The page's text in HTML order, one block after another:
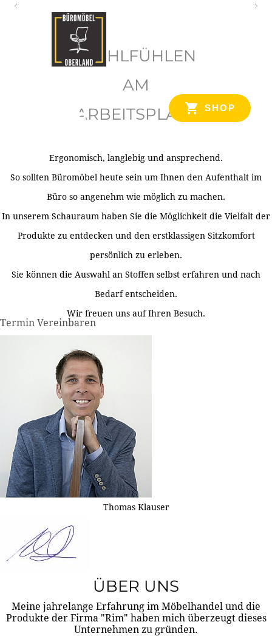
SHOP
WOHLFÜHLEN
AM
ARBEITSPLATZ
Ergonomisch, langlebig und ansprechend.
So sollten Büromöbel heute sein um Ihnen den Aufenthalt im
Büro so angenehm wie möglich zu machen.
In unserem Schauraum haben Sie die Möglichkeit die Vielfalt der
Produkte zu entdecken und den erstklassigen Sitzkomfort
persönlich zu erleben.
Sie können die Auswahl an Stoffen selbst erfahren und nach
Bedarf entscheiden.
Wir freuen uns auf Ihren Besuch.
Termin Vereinbaren
Thomas Klauser
ÜBER UNS
Meine jahrelange Erfahrung im Möbelhandel und die
Produkte der Firma "Rim" haben mich überzeugt dieses
Unternehmen zu gründen.